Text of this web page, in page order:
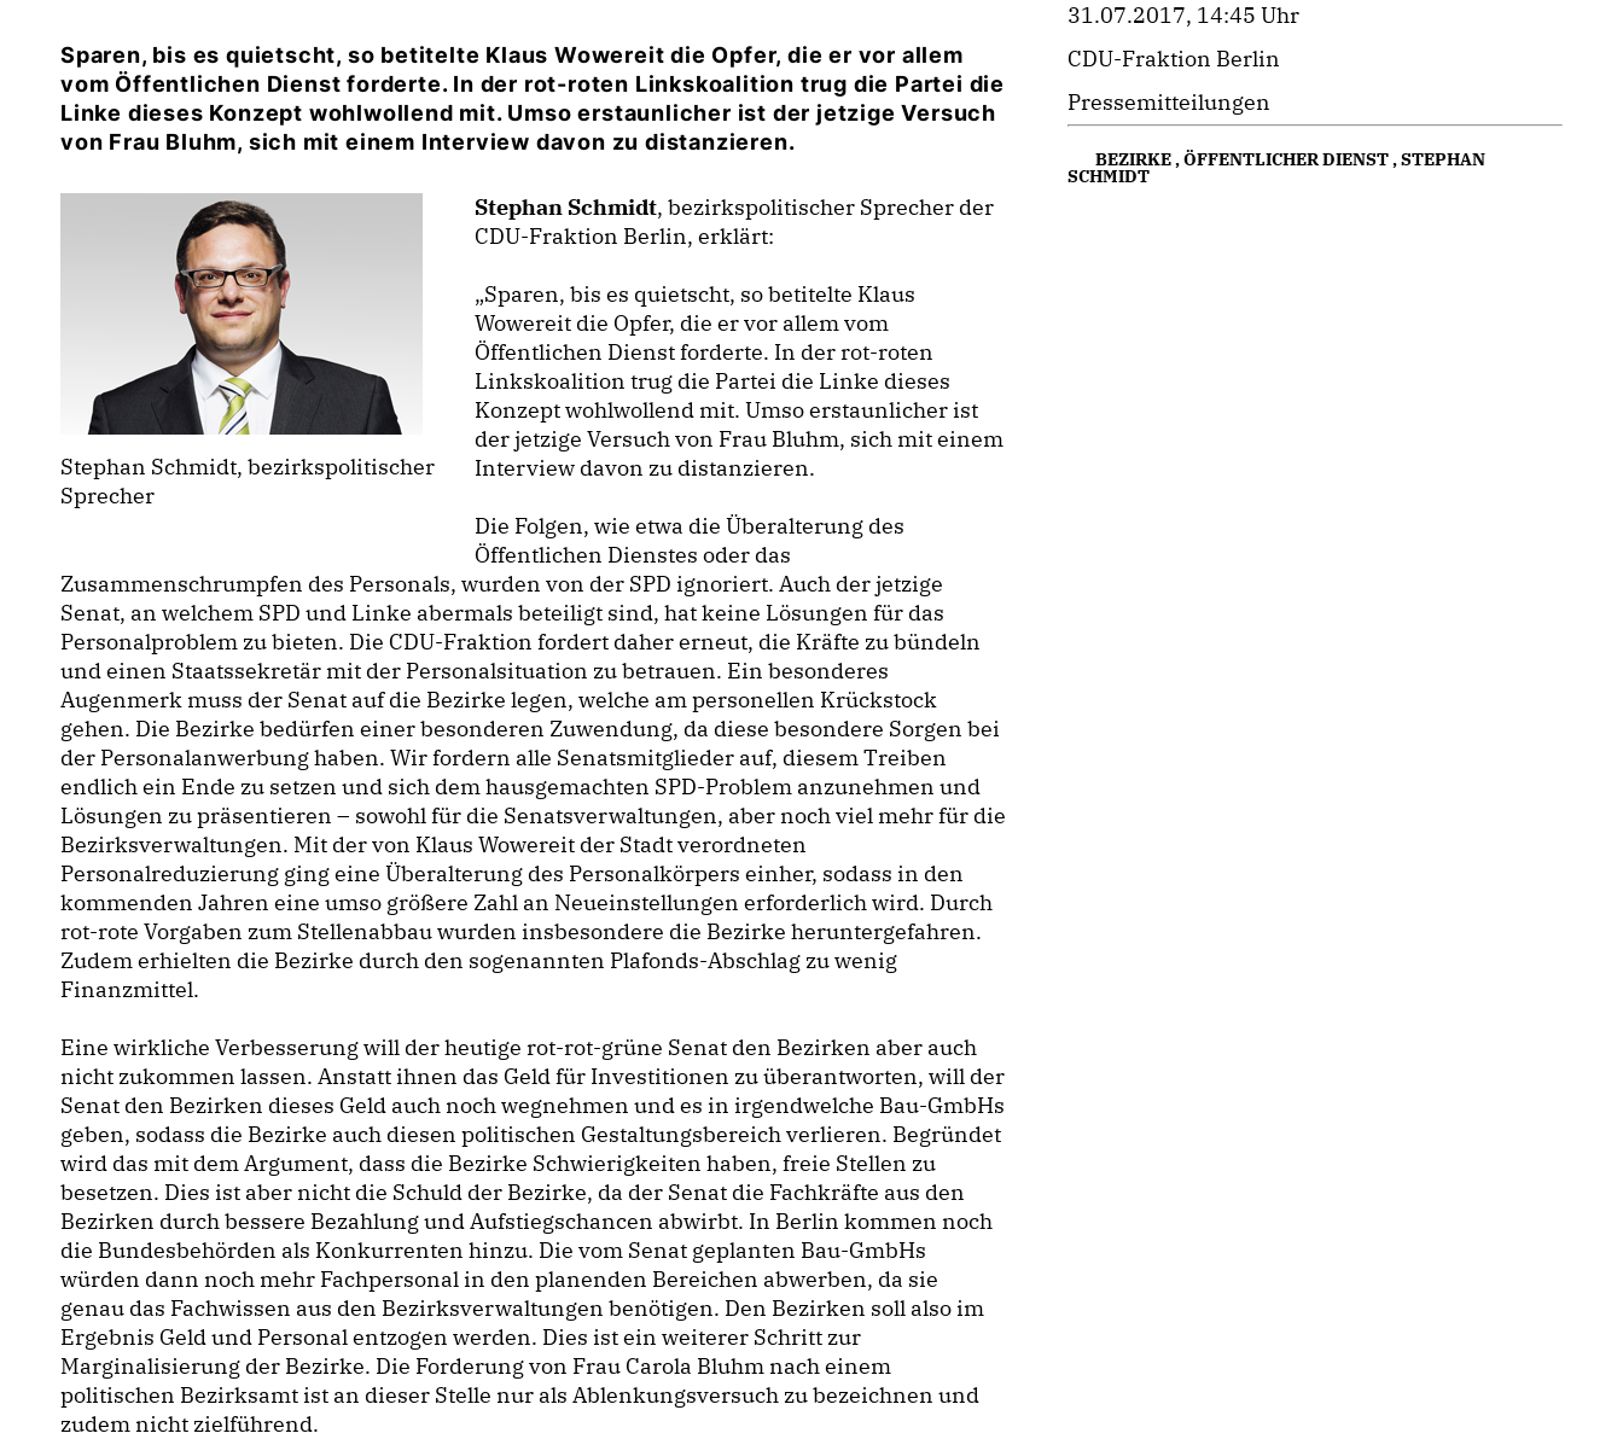
Sparen, bis es quietscht, so betitelte Klaus Wowereit die Opfer, die er vor allem
vom Öffentlichen Dienst forderte. In der rot-roten Linkskoalition trug die Partei die
Linke dieses Konzept wohlwollend mit. Umso erstaunlicher ist der jetzige Versuch
von Frau Bluhm, sich mit einem Interview davon zu distanzieren.
Stephan Schmidt, bezirkspolitischer
Sprecher
Stephan Schmidt, bezirkspolitischer Sprecher der
CDU-Fraktion Berlin, erklärt:
Sparen, bis es quietscht, so betitelte Klaus
Wowereit die Opfer, die er vor allem vom
Öffentlichen Dienst forderte. In der rot-roten
Linkskoalition trug die Partei die Linke dieses
Konzept wohlwollend mit. Umso erstaunlicher ist
der jetzige Versuch von Frau Bluhm, sich mit einem
Interview davon zu distanzieren.
Die Folgen, wie etwa die Überalterung des
Öffentlichen Dienstes oder das
Zusammenschrumpfen des Personals, wurden von der SPD ignoriert. Auch der jetzige
Senat, an welchem SPD und Linke abermals beteiligt sind, hat keine Lösungen für das
Personalproblem zu bieten. Die CDU-Fraktion fordert daher erneut, die Kräfte zu bündeln
und einen Staatssekretär mit der Personalsituation zu betrauen. Ein besonderes
Augenmerk muss der Senat auf die Bezirke legen, welche am personellen Krückstock
gehen. Die Bezirke bedürfen einer besonderen Zuwendung, da diese besondere Sorgen bei
der Personalanwerbung haben. Wir fordern alle Senatsmitglieder auf, diesem Treiben
endlich ein Ende zu setzen und sich dem hausgemachten SPD-Problem anzunehmen und
Lösungen zu präsentieren – sowohl für die Senatsverwaltungen, aber noch viel mehr für die
Bezirksverwaltungen. Mit der von Klaus Wowereit der Stadt verordneten
Personalreduzierung ging eine Überalterung des Personalkörpers einher, sodass in den
kommenden Jahren eine umso größere Zahl an Neueinstellungen erforderlich wird. Durch
rot-rote Vorgaben zum Stellenabbau wurden insbesondere die Bezirke heruntergefahren.
Zudem erhielten die Bezirke durch den sogenannten Plafonds-Abschlag zu wenig
Finanzmittel.
Eine wirkliche Verbesserung will der heutige rot-rot-grüne Senat den Bezirken aber auch
nicht zukommen lassen. Anstatt ihnen das Geld für Investitionen zu überantworten, will der
Senat den Bezirken dieses Geld auch noch wegnehmen und es in irgendwelche Bau-GmbHs
geben, sodass die Bezirke auch diesen politischen Gestaltungsbereich verlieren. Begründet
wird das mit dem Argument, dass die Bezirke Schwierigkeiten haben, freie Stellen zu
besetzen. Dies ist aber nicht die Schuld der Bezirke, da der Senat die Fachkräfte aus den
Bezirken durch bessere Bezahlung und Aufstiegschancen abwirbt. In Berlin kommen noch
die Bundesbehörden als Konkurrenten hinzu. Die vom Senat geplanten Bau-GmbHs
würden dann noch mehr Fachpersonal in den planenden Bereichen abwerben, da sie
genau das Fachwissen aus den Bezirksverwaltungen benötigen. Den Bezirken soll also im
Ergebnis Geld und Personal entzogen werden. Dies ist ein weiterer Schritt zur
Marginalisierung der Bezirke. Die Forderung von Frau Carola Bluhm nach einem
politischen Bezirksamt ist an dieser Stelle nur als Ablenkungsversuch zu bezeichnen und
zudem nicht zielführend.
31.07.2017, 14:45 Uhr
CDU-Fraktion Berlin
Pressemitteilungen
BEZIRKE,ÖFFENTLICHER DIENST,STEPHAN
SCHMIDT